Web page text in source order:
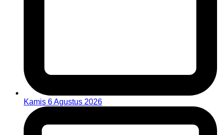
Kamis 6 Agustus 2026